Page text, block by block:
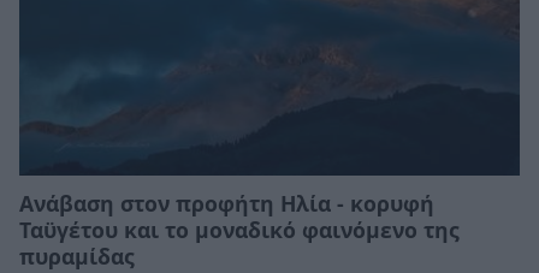
Ανάβαση στον προφήτη Ηλία - κορυφή
Ταϋγέτου και το μοναδικό φαινόμενο της
πυραμίδας